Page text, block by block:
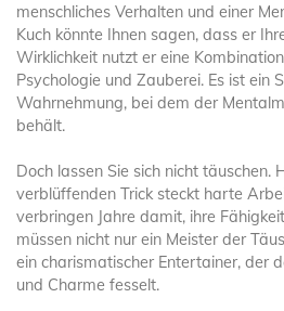
menschliches Verhalten und einer
Kuch könnte Ihnen sagen, dass er
Wirklichkeit nutzt er eine
Psychologie und Zauberei. Es ist ein
Wahrnehmung, bei dem der
behält.
Doch lassen Sie sich nicht täuschen.
verblüffenden Trick steckt harte
verbringen Jahre damit, ihre
müssen nicht nur ein Meister der
ein charismatischer Entertainer, der
und Charme fesselt.